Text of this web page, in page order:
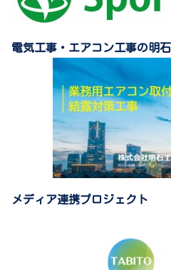
電気工事・エアコン工事の明
メディア連携プロジェクト